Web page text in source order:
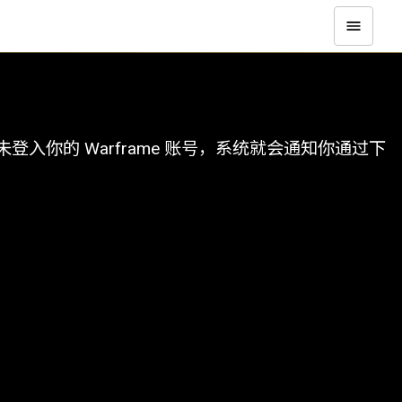
入你的 Warframe 账号，系统就会通知你通过下